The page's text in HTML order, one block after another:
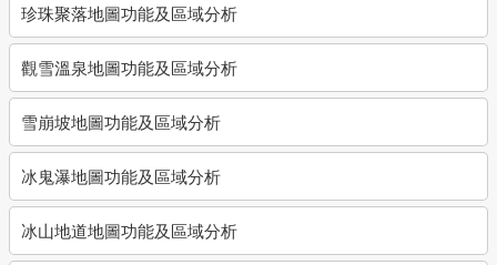
珍珠聚落地圖功能及區域分析
觀雪溫泉地圖功能及區域分析
雪崩坡地圖功能及區域分析
冰鬼瀑地圖功能及區域分析
冰山地道地圖功能及區域分析